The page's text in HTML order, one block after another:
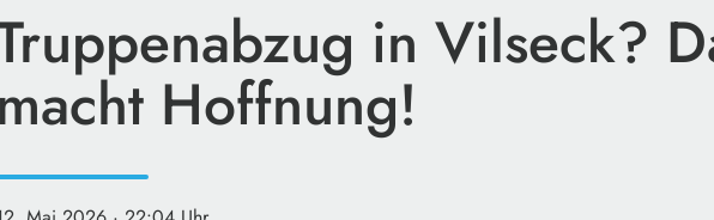
in Vilseck?
macht Hoffnung!